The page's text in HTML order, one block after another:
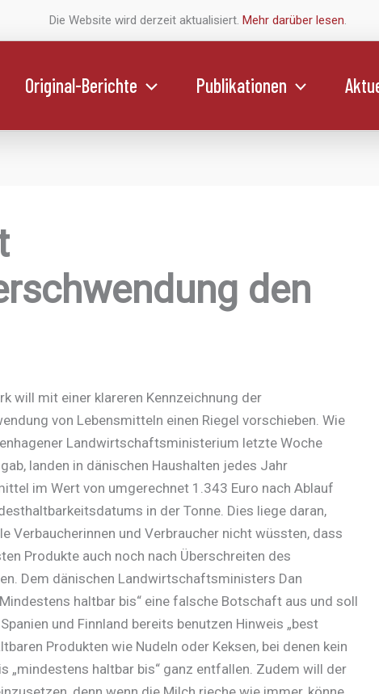
Die Website wird derzeit aktualisiert. Mehr darüber lesen.
Original-Berichte Publikationen
den
will mit einer klareren Kennzeichnung der
von Lebensmitteln einen Riegel vorschieben. Wie
Landwirtschaftsministerium letzte Woche
landen in dänischen Haushalten jedes Jahr
im Wert von umgerechnet 1.343 Euro nach Ablauf
in der Tonne. Dies liege daran,
Verbaucherinnen und Verbraucher nicht wüssten, dass
Produkte auch noch nach Überschreiten des
Dem dänischen Landwirtschaftsministers Dan
haltbar bis“ eine falsche Botschaft aus und soll
und Finnland bereits benutzen Hinweis „best
Produkten wie Nudeln oder Keksen, bei denen kein
„mindestens haltbar bis“ ganz entfallen. Zudem will der